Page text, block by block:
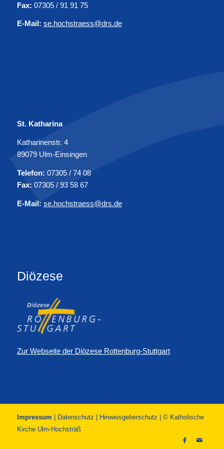
Fax: 07305 / 91 91 75
E-Mail: se.hochstraess@drs.de
St. Katharina
Katharinenstr. 4
89079 Ulm-Einsingen
Telefon: 07305 / 74 08
Fax: 07305 / 93 58 67
E-Mail: se.hochstraess@drs.de
Diözese
Zur Webseite der Diözese Rottenburg-Stuttgart
Impressum | Datenschutz | Hinweisgeberschutz | © Katholische
Kirche Ulm-Hochsträß